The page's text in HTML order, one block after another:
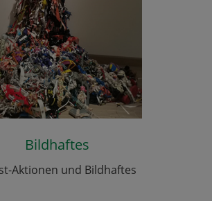
Bildhaftes
Aktionen und Bildhaftes